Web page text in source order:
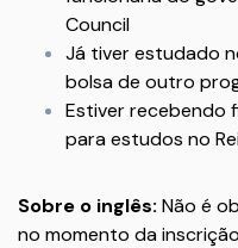
Council
Já tiver estudado
bolsa de outro
Estiver recebendo
para estudos no
Sobre o inglês: Não é
no momento da